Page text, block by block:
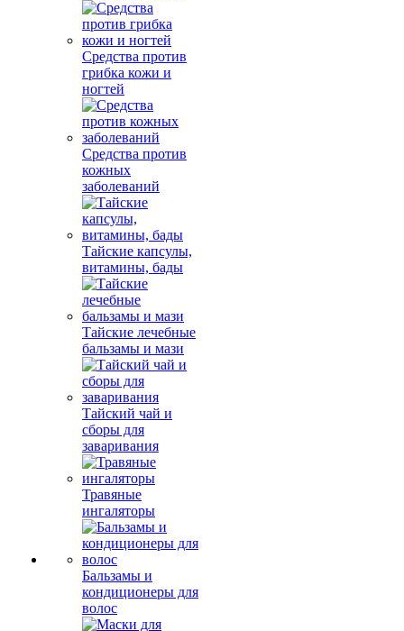
Средства против
грибка кожи и
ногтей
Средства против
кожных
заболеваний
Тайские капсулы,
витамины, бады
Тайские лечебные
бальзамы и мази
Тайский чай и
сборы для
заваривания
Травяные
ингаляторы
Бальзамы и
кондиционеры для
волос